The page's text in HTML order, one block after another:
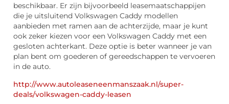
beschikbaar. Er zijn bijvoorbeeld leasemaatschappijen
die je uitsluitend Volkswagen Caddy modellen
aanbieden met ramen aan de achterzijde, maar je kunt
ook zeker kiezen voor een Volkswagen Caddy met een
gesloten achterkant. Deze optie is beter wanneer je van
plan bent om goederen of gereedschappen te vervoeren
in de auto.
http://www.autoleaseneenmanszaak.nl/super-
deals/volkswagen-caddy-leasen